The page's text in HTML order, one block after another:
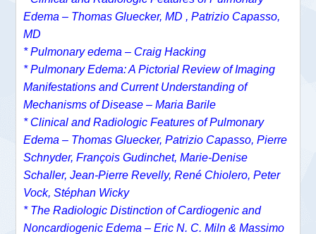
Edema – Thomas Gluecker, MD ,Patrizio Capasso,
MD
* Pulmonary edema – Craig Hacking
* Pulmonary Edema: A Pictorial Review of Imaging
Manifestations and Current Understanding of
Mechanisms of Disease – Maria Barile
* Clinical and Radiologic Features of Pulmonary
Edema – Thomas Gluecker, Patrizio Capasso, Pierre
Schnyder, François Gudinchet, Marie-Denise
Schaller, Jean-Pierre Revelly, René Chiolero, Peter
Vock, Stéphan Wicky
* The Radiologic Distinction of Cardiogenic and
Noncardiogenic Edema – Eric N. C. Miln & Massimo